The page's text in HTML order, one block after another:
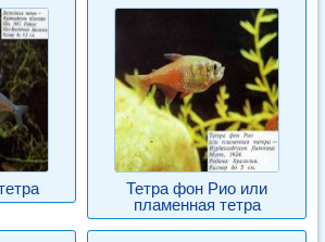
Тетра фон Рио или
пламенная тетра